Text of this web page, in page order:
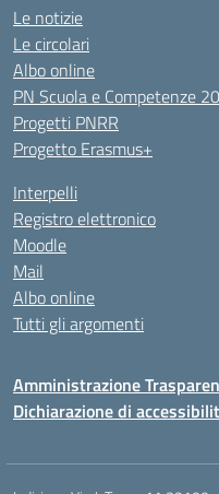
Le notizie
Le circolari
Albo online
PN Scuola e Competenze
Progetti PNRR
Progetto Erasmus+
Interpelli
Registro elettronico
Moodle
Mail
Albo online
Tutti gli argomenti
Amministrazione
Dichiarazione di